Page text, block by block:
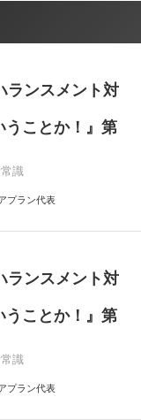
ンスメント対
うことか！』第
識
プラン代表
ンスメント対
うことか！』第
識
プラン代表